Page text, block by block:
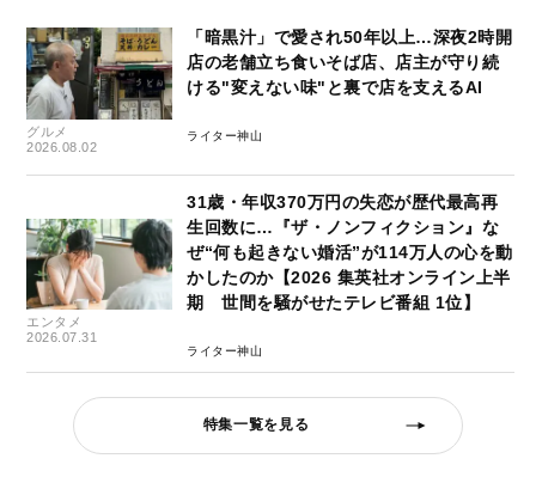
グルメ
2026.08.02
「暗黒汁」で愛され50年以上…深夜2時開
店の老舗立ち食いそば店、店主が守り続
ける"変えない味"と裏で店を支えるAI
ライター神山
エンタメ
2026.07.31
31歳・年収370万円の失恋が歴代最高再
生回数に…『ザ・ノンフィクション』な
ぜ“何も起きない婚活”が114万人の心を動
かしたのか【2026 集英社オンライン上半
期 世間を騒がせたテレビ番組 1位】
ライター神山
特集一覧を見る